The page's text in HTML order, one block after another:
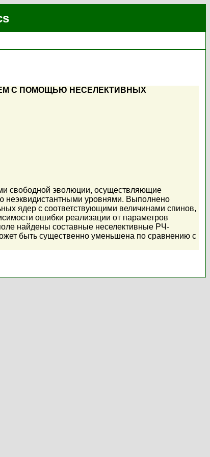
С ПОМОЩЬЮ НЕСЕЛЕКТИВНЫХ
свободной эволюции, осуществляющие
неэквидистантными уровнями. Выполнено
ядер с соответствующими величинами спинов,
ошибки реализации от параметров
найдены составные неселективные РЧ-
быть существенно уменьшена по сравнению с